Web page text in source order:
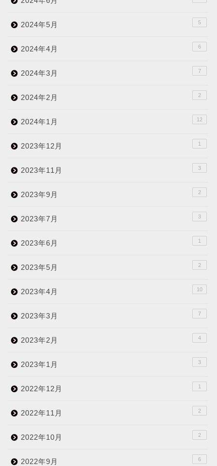
2024年5月 5
2024年4月 6
2024年3月 7
2024年2月 2
2024年1月 12
2023年12月 1
2023年11月 3
2023年9月 2
2023年7月 3
2023年6月 1
2023年5月 2
2023年4月 10
2023年3月 7
2023年2月 4
2023年1月 3
2022年12月 1
2022年11月 2
2022年10月 2
2022年9月 6